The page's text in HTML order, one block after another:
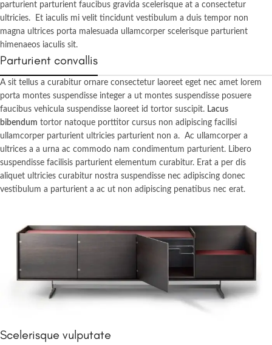
parturient parturient faucibus gravida scelerisque at a consectetur
ultricies. Et iaculis mi velit tincidunt vestibulum a duis tempor non
magna ultrices porta malesuada ullamcorper scelerisque parturient
himenaeos iaculis sit.
Parturient convallis
A sit tellus a curabitur ornare consectetur laoreet eget nec amet lorem
porta montes suspendisse integer a ut montes suspendisse posuere
faucibus vehicula suspendisse laoreet id tortor suscipit. Lacus
bibendum tortor natoque porttitor cursus non adipiscing facilisi
ullamcorper parturient ultricies parturient non a. Ac ullamcorper a
ultrices a a urna ac commodo nam condimentum parturient. Libero
suspendisse facilisis parturient elementum curabitur. Erat a per dis
aliquet ultricies curabitur nostra suspendisse nec adipiscing donec
vestibulum a parturient a ac ut non adipiscing penatibus nec erat.
Scelerisque vulputate